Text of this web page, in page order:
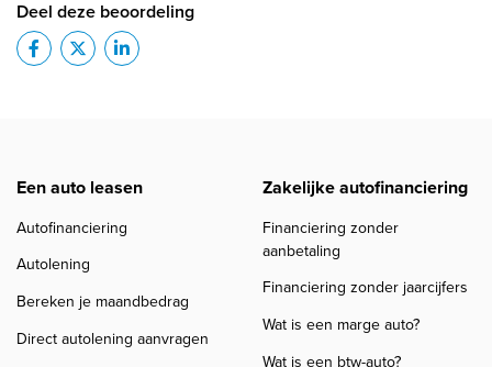
Deel deze beoordeling
Een auto leasen
Autofinanciering
Autolening
Bereken je maandbedrag
Direct autolening aanvragen
Zakelijke autofinanciering
Financiering zonder
aanbetaling
Financiering zonder jaarcijfers
Wat is een marge auto?
Wat is een btw-auto?